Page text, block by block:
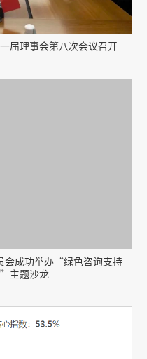
届理事会第八次会议召开
会成功举办“绿色咨询支持
”主题沙龙